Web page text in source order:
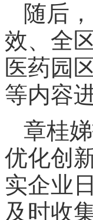
随后
效、全
医药园
等内容
章桂
优化创
实企业
及时收